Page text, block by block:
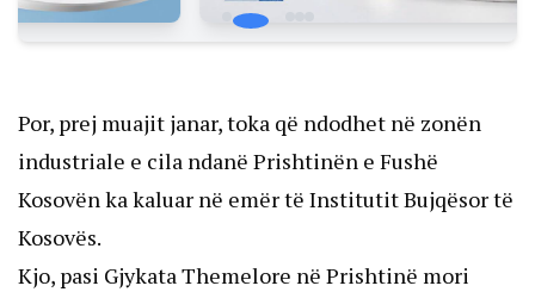
Por, prej muajit janar, toka që ndodhet në zonën
industriale e cila ndanë Prishtinën e Fushë
Kosovën ka kaluar në emër të Institutit Bujqësor të
Kosovës.
Kjo, pasi Gjykata Themelore në Prishtinë mori